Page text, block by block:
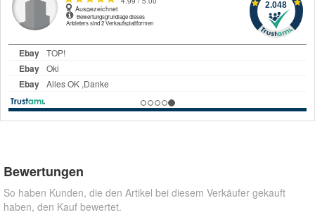
Bewertungen
So haben Kunden, die den Artikel bei diesem Verkäufer gekauft
haben, den Kauf bewertet.